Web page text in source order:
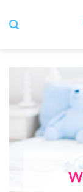
Inhalt